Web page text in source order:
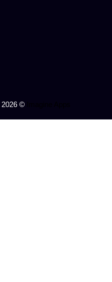
2026 ©